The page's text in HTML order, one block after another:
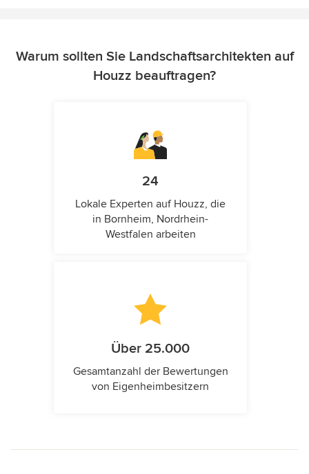
Warum sollten Sie Landschaftsarchitekten auf
Houzz beauftragen?
24
Lokale Experten auf Houzz, die
in Bornheim, Nordrhein-
Westfalen arbeiten
Über 25.000
Gesamtanzahl der Bewertungen
von Eigenheimbesitzern